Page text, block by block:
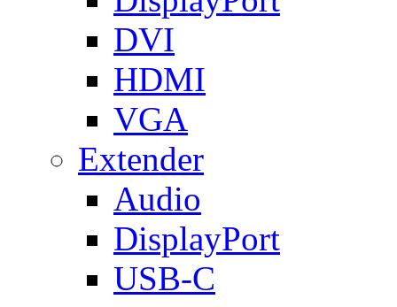
DVI
HDMI
VGA
Extender
Audio
DisplayPort
USB-C